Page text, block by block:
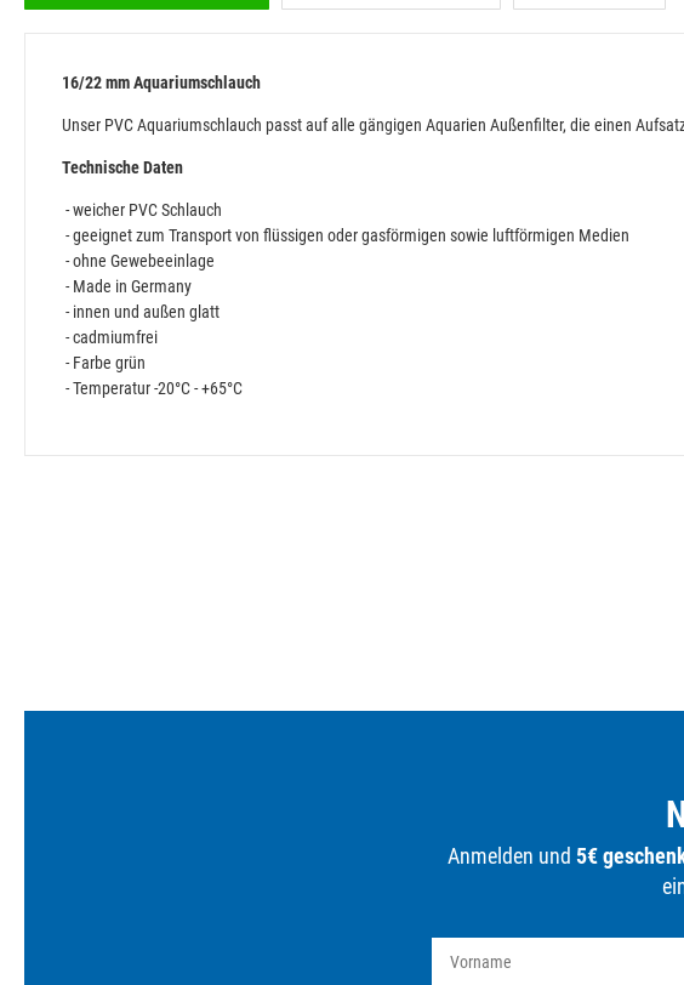
16/22 mm Aquariumschlauch
Unser PVC Aquariumschlauch passt auf alle gängigen Aquarien Außenfilter, die einen
Technische Daten
- weicher PVC Schlauch
- geeignet zum Transport von flüssigen oder gasförmigen sowie luftförmigen Medien
- ohne Gewebeeinlage
- Made in Germany
- innen und außen glatt
- cadmiumfrei
- Farbe grün
- Temperatur -20°C - +65°C
Anmelden und 5€